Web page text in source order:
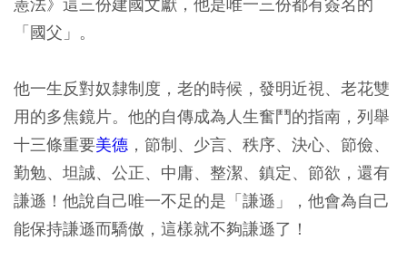
「國父」。
他一生反對奴隸制度，老的時候，發明近視、老花雙
用的多焦鏡片。他的自傳成為人生奮鬥的指南，列舉
十三條重要美德 ，節制、少言、秩序、決心、節儉、
勤勉、坦誠、公正、中庸、整潔、鎮定、節欲，還有
謙遜！他說自己唯一不足的是「謙遜」，他會為自己
能保持謙遜而驕傲，這樣就不夠謙遜了！